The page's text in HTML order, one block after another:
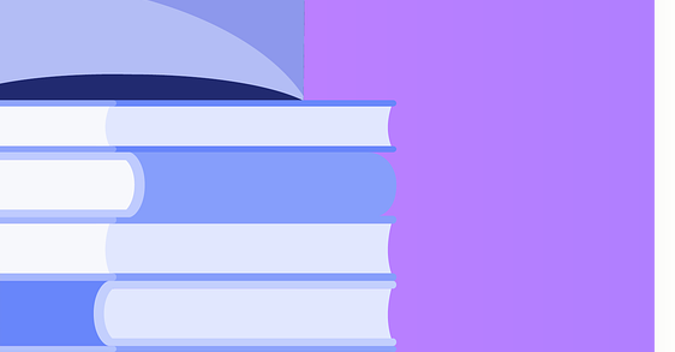
2021 m. gruodžio mėn.
2021 m. lapkričio mėn.
2021 m. spalio mėn.
2021 m. rugpjūčio mėn.
2021 m. balandžio mėn.